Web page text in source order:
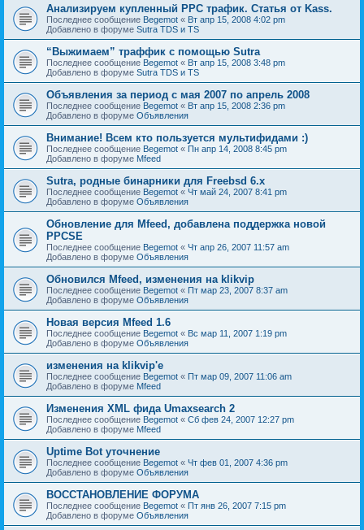
Анализируем купленный PPC трафик. Статья от Kass.
Последнее сообщение Begemot « Вт апр 15, 2008 4:02 pm
Добавлено в форуме Sutra TDS и TS
“Выжимаем” траффик с помощью Sutra
Последнее сообщение Begemot « Вт апр 15, 2008 3:48 pm
Добавлено в форуме Sutra TDS и TS
Объявления за период с мая 2007 по апрель 2008
Последнее сообщение Begemot « Вт апр 15, 2008 2:36 pm
Добавлено в форуме Объявления
Внимание! Всем кто пользуется мультифидами :)
Последнее сообщение Begemot « Пн апр 14, 2008 8:45 pm
Добавлено в форуме Mfeed
Sutra, родные бинарники для Freebsd 6.x
Последнее сообщение Begemot « Чт май 24, 2007 8:41 pm
Добавлено в форуме Объявления
Обновление для Mfeed, добавлена поддержка новой
PPCSE
Последнее сообщение Begemot « Чт апр 26, 2007 11:57 am
Добавлено в форуме Объявления
Обновился Mfeed, изменения на klikvip
Последнее сообщение Begemot « Пт мар 23, 2007 8:37 am
Добавлено в форуме Объявления
Новая версия Mfeed 1.6
Последнее сообщение Begemot « Вс мар 11, 2007 1:19 pm
Добавлено в форуме Объявления
изменения на klikvip'е
Последнее сообщение Begemot « Пт мар 09, 2007 11:06 am
Добавлено в форуме Mfeed
Изменения XML фида Umaxsearch 2
Последнее сообщение Begemot « Сб фев 24, 2007 12:27 pm
Добавлено в форуме Mfeed
Uptime Bot уточнение
Последнее сообщение Begemot « Чт фев 01, 2007 4:36 pm
Добавлено в форуме Объявления
ВОССТАНОВЛЕНИЕ ФОРУМА
Последнее сообщение Begemot « Пт янв 26, 2007 7:15 pm
Добавлено в форуме Объявления